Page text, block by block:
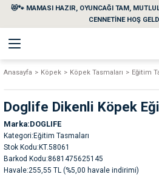
😻🐾 MAMASI HAZIR, OYUNCAĞI TAM,
CENNETİNE HOŞ
Geri Dön
Geri Dön
Temizlik Ürünleri
Geri Dön
Geri Dön
Geri Dön
Geri Dön
Anasayfa Köpek Köpek Tasmaları Eğitim
Doglife Dikenli Köpek
Marka DOGLIFE
Kategori Eğitim Tasmaları
Stok Kodu KT.58061
Barkod Kodu 8681475625145
Havale 255,55 TL (%5,00 havale indirimi)